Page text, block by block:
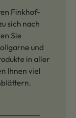
Finkhof-
sich nach
Sie
und
in aller
Ihnen viel